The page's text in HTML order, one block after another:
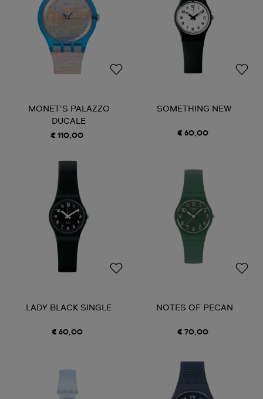
MONET'S PALAZZO
DUCALE
€ 110,00
SOMETHING NEW
€ 60,00
LADY BLACK SINGLE
€ 60,00
NOTES OF PECAN
€ 70,00